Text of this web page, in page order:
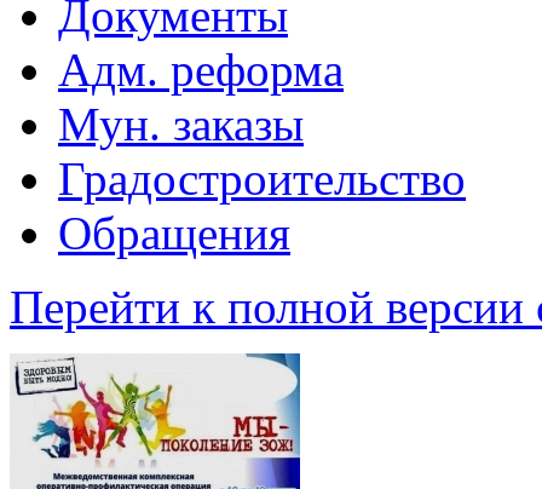
Документы
Адм. реформа
Мун. заказы
Градостроительство
Обращения
Перейти к полной версии